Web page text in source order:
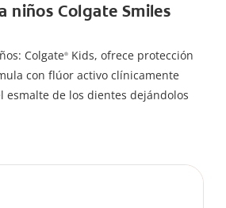
niños Colgate Smiles
Colgate® Kids, ofrece protección
con flúor activo clínicamente
esmalte de los dientes dejándolos